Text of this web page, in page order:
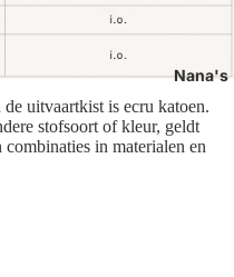
Nana's
uitvaartkist is ecru katoen.
stofsoort of kleur, geldt
in materialen en